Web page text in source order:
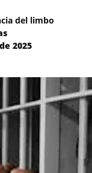
del limbo
2025